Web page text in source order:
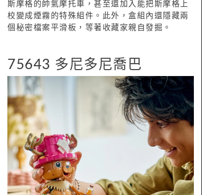
斯摩格的帥氣摩托車，甚至還加入能把斯摩格上
校變成煙霧的特殊組件。此外，盒組內還隱藏兩
個秘密檔案平滑板，等著收藏家親自發掘。
75643 多尼多尼喬巴